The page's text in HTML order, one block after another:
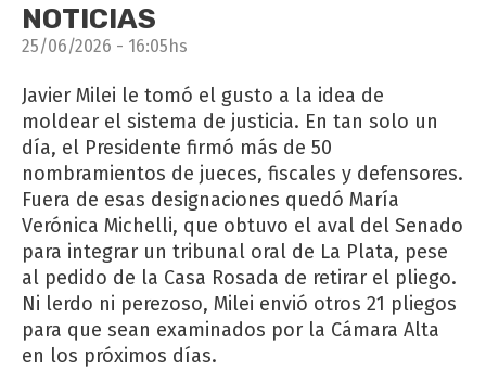
NOTICIAS
25/06/2026 - 16:05hs
Javier Milei le tomó el gusto a la idea de
moldear el sistema de justicia. En tan solo un
día, el Presidente firmó más de 50
nombramientos de jueces, fiscales y defensores.
Fuera de esas designaciones quedó María
Verónica Michelli, que obtuvo el aval del Senado
para integrar un tribunal oral de La Plata, pese
al pedido de la Casa Rosada de retirar el pliego.
Ni lerdo ni perezoso, Milei envió otros 21 pliegos
para que sean examinados por la Cámara Alta
en los próximos días.